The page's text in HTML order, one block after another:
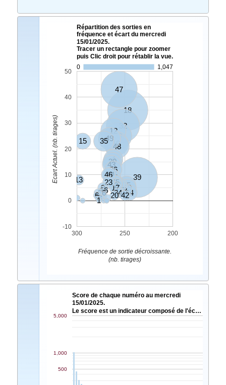
Répartition des sorties en
fréquence et écart du mercredi
15/01/2025.
Tracer un rectangle pour zoomer
puis Clic droit pour rétablir la vue.
0
1,047
18
39
47
32
33
12
10
48
49
35
4
30
25
43
19
36
15
14
37
44
5
8
11
21
45
46
2
17
23
9
13
3442
16
20
26
63
7
1
300 250 200
-10
0
10
20
30
40
50
Fréquence de sortie décroissante.
(nb. tirages)
Ecart Actuel. (nb. tirages)
Score de chaque numéro au mercredi
15/01/2025.
Le score est un indicateur composé de l'éc…
500
1,000
5,000